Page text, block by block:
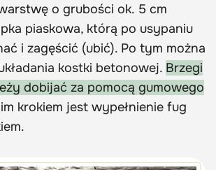
o grubości ok. 5 cm
piaskowa, którą po usypaniu
i zagęścić (ubić). Po tym można
kostki betonowej. Brzegi
dobijać za pomocą gumowego
krokiem jest wypełnienie fug